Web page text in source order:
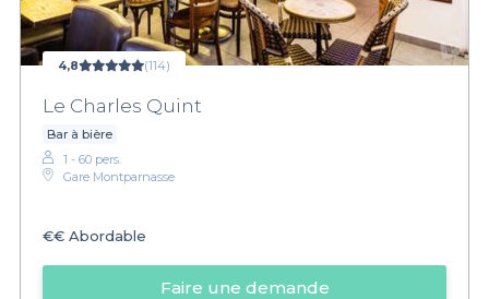
4,8 (114)
Le Charles Quint
Bar à bière
1 - 60 pers.
Gare Montparnasse
€€ Abordable
Faire une demande